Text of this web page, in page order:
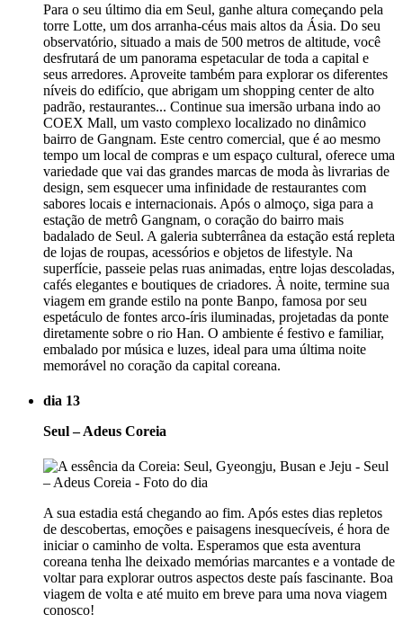
Para o seu último dia em Seul, ganhe altura começando pela
torre Lotte, um dos arranha-céus mais altos da Ásia. Do seu
observatório, situado a mais de 500 metros de altitude, você
desfrutará de um panorama espetacular de toda a capital e
seus arredores. Aproveite também para explorar os diferentes
níveis do edifício, que abrigam um shopping center de alto
padrão, restaurantes... Continue sua imersão urbana indo ao
COEX Mall, um vasto complexo localizado no dinâmico
bairro de Gangnam. Este centro comercial, que é ao mesmo
tempo um local de compras e um espaço cultural, oferece uma
variedade que vai das grandes marcas de moda às livrarias de
design, sem esquecer uma infinidade de restaurantes com
sabores locais e internacionais. Após o almoço, siga para a
estação de metrô Gangnam, o coração do bairro mais
badalado de Seul. A galeria subterrânea da estação está repleta
de lojas de roupas, acessórios e objetos de lifestyle. Na
superfície, passeie pelas ruas animadas, entre lojas descoladas,
cafés elegantes e boutiques de criadores. À noite, termine sua
viagem em grande estilo na ponte Banpo, famosa por seu
espetáculo de fontes arco-íris iluminadas, projetadas da ponte
diretamente sobre o rio Han. O ambiente é festivo e familiar,
embalado por música e luzes, ideal para uma última noite
memorável no coração da capital coreana.
dia 13
Seul – Adeus Coreia
A sua estadia está chegando ao fim. Após estes dias repletos
de descobertas, emoções e paisagens inesquecíveis, é hora de
iniciar o caminho de volta. Esperamos que esta aventura
coreana tenha lhe deixado memórias marcantes e a vontade de
voltar para explorar outros aspectos deste país fascinante. Boa
viagem de volta e até muito em breve para uma nova viagem
conosco!